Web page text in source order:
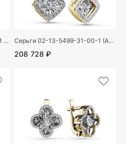
Подвеска 03-13-5478-31-00-1 (Au 585) Серьги 02-13-5499-31-00-1 (Au 585)
208 728 ₽